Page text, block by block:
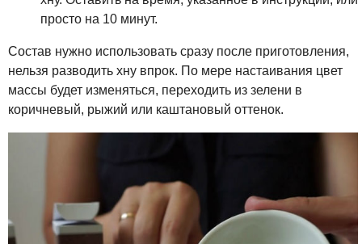
просто на 10 минут.
Состав нужно использовать сразу после приготовления,
нельзя разводить хну впрок. По мере настаивания цвет
массы будет изменяться, переходить из зелени в
коричневый, рыжий или каштановый оттенок.